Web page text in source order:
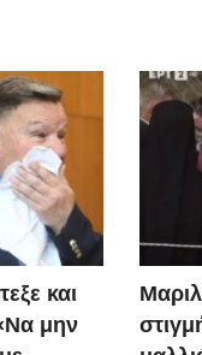
διάδοση του
Ελλάδα.
και
μην